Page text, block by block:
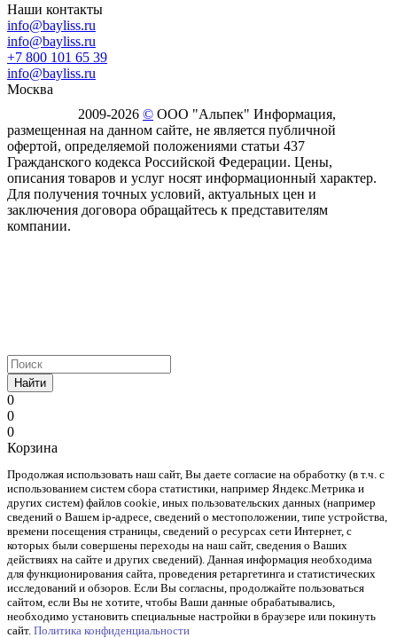
Наши контакты
info@bayliss.ru
info@bayliss.ru
+7 800 101 65 39
info@bayliss.ru
Москва
2009-2026 © ООО "Альпек" Информация,
размещенная на данном сайте, не является публичной
офертой, определяемой положениями статьи 437
Гражданского кодекса Российской Федерации. Цены,
описания товаров и услуг носят информационный характер.
Для получения точных условий, актуальных цен и
заключения договора обращайтесь к представителям
компании.
Найти
0
0
0
Корзина
Продолжая использовать наш cайт, Вы даете согласие на обработку (в т.ч. с
использованием систем сбора статистики, например Яндекс.Метрика и
других систем) файлов cookie, иных пользовательских данных (например
сведений о Вашем ip-адресе, сведений о местоположении, типе устройства,
времени посещения страницы, сведений о ресурсах сети Интернет, с
которых были совершены переходы на наш сайт, сведения о Ваших
действиях на сайте и других сведений). Данная информация необходима
для функционирования сайта, проведения ретаргетинга и статистических
исследований и обзоров. Если Вы согласны, продолжайте пользоваться
сайтом, если Вы не хотите, чтобы Ваши данные обрабатывались,
необходимо установить специальные настройки в браузере или покинуть
сайт. Политика конфиденциальности